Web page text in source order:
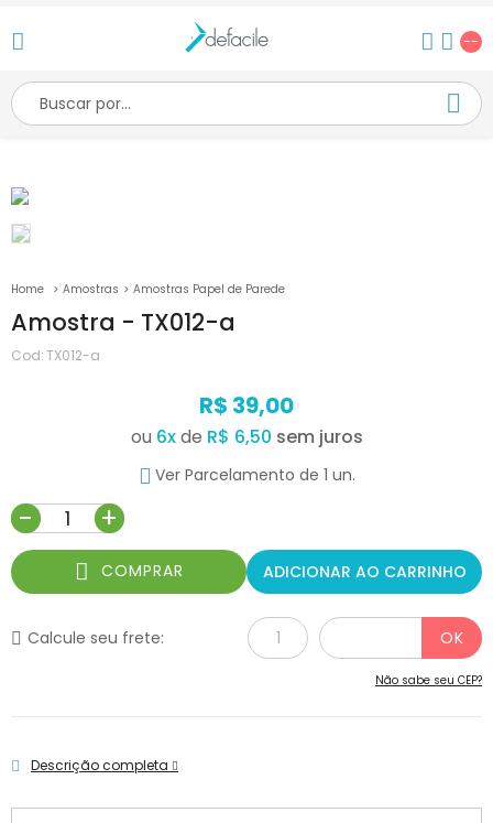
--
Amostras Amostras Papel de Parede
Amostra - TX012-a
Cod:TX012-a
R$ 39,00
ou 6xde R$ 6,50
Ver Parcelamento de 1 un.
- +
COMPRAR ADICIONAR AO CARRINHO
Calcule seu frete:
Não sabe seu CEP?
Descrição completa